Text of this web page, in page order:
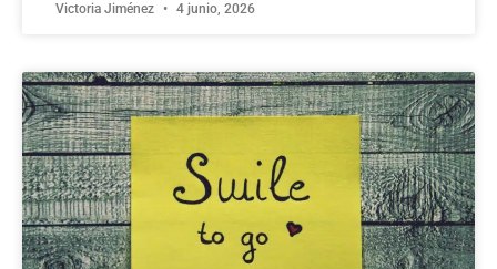
Victoria Jiménez 4 junio, 2026